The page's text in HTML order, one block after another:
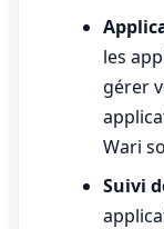
les
gérer
Wari
Suivi